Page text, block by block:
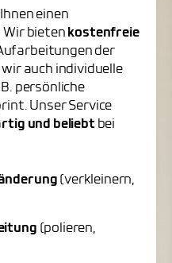
einen
Wir bieten kostenfreie
der
auch individuelle
persönliche
Unser Service
und beliebtbei
(verkleinern,
(polieren,